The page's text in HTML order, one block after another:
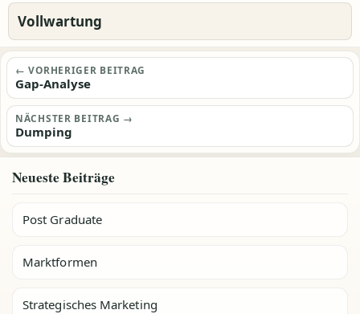
Vollwartung
Beitragsnavigation
← VORHERIGER BEITRAG
Gap-Analyse
NÄCHSTER BEITRAG →
Dumping
Neueste Beiträge
Post Graduate
Marktformen
Strategisches Marketing